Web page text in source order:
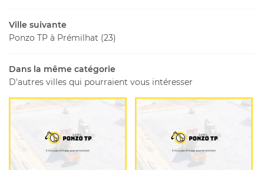
Ville suivante
Ponzo TP à Prémilhat (23)
Dans la même catégorie
D'autres villes qui pourraient vous intéresser